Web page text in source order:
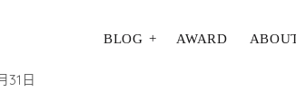
BLOG AWARD
31日